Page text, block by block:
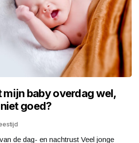
mijn baby overdag wel,
goed?
de dag- en nachtrust Veel jonge